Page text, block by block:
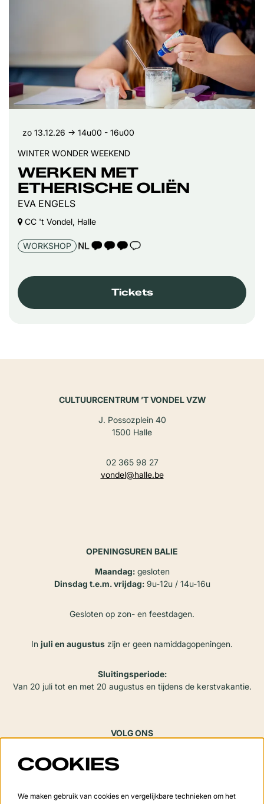
WERKEN MET
ETHERISCHE OLIËN
EVA ENGELS
WINTER WONDER WEEKEND
zo 13.12.26 → 14u00 - 16u00
CC 't Vondel, Halle
WORKSHOP TAALICOON 3
Tickets
CULTUURCENTRUM ’T VONDEL VZW
J. Possozplein 40
1500 Halle
02 365 98 27
vondel@halle.be
OPENINGSUREN BALIE
Maandag:gesloten
Dinsdag t.e.m. vrijdag:9u-12u / 14u-16u
Gesloten op zon- en feestdagen.
In juli en augustus zijn er geen namiddagopeningen.
Sluitingsperiode:
Van 20 juli tot en met 20 augustus en tijdens de kerstvakantie.
VOLG ONS
Meld je aan voor de nieuwsbrief
COOKIES
We maken gebruik van cookies en vergelijkbare technieken om het